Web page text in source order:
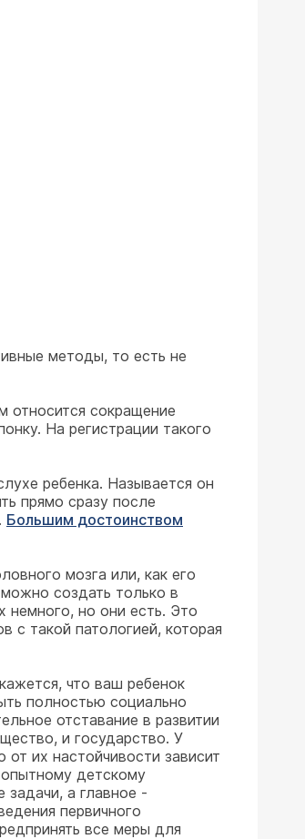
методы, то есть не
относится сокращение
На регистрации такого
ребенка. Называется он
прямо сразу после
Большим достоинством
мозга или, как его
создать только в
немного, но они есть. Это
с такой патологией, которая
что ваш ребенок
полностью социально
отставание в развитии
и государство. У
их настойчивости зависит
детскому
а главное -
первичного
все меры для